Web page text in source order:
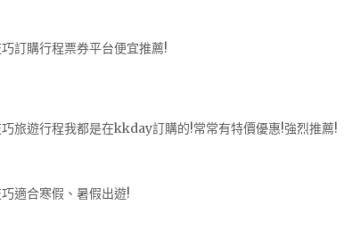
訂購行程票券平台便宜推薦!
巧旅遊行程我都是在kkday訂購的!常常有特價優惠!強烈推薦!
適合寒假、暑假出遊!